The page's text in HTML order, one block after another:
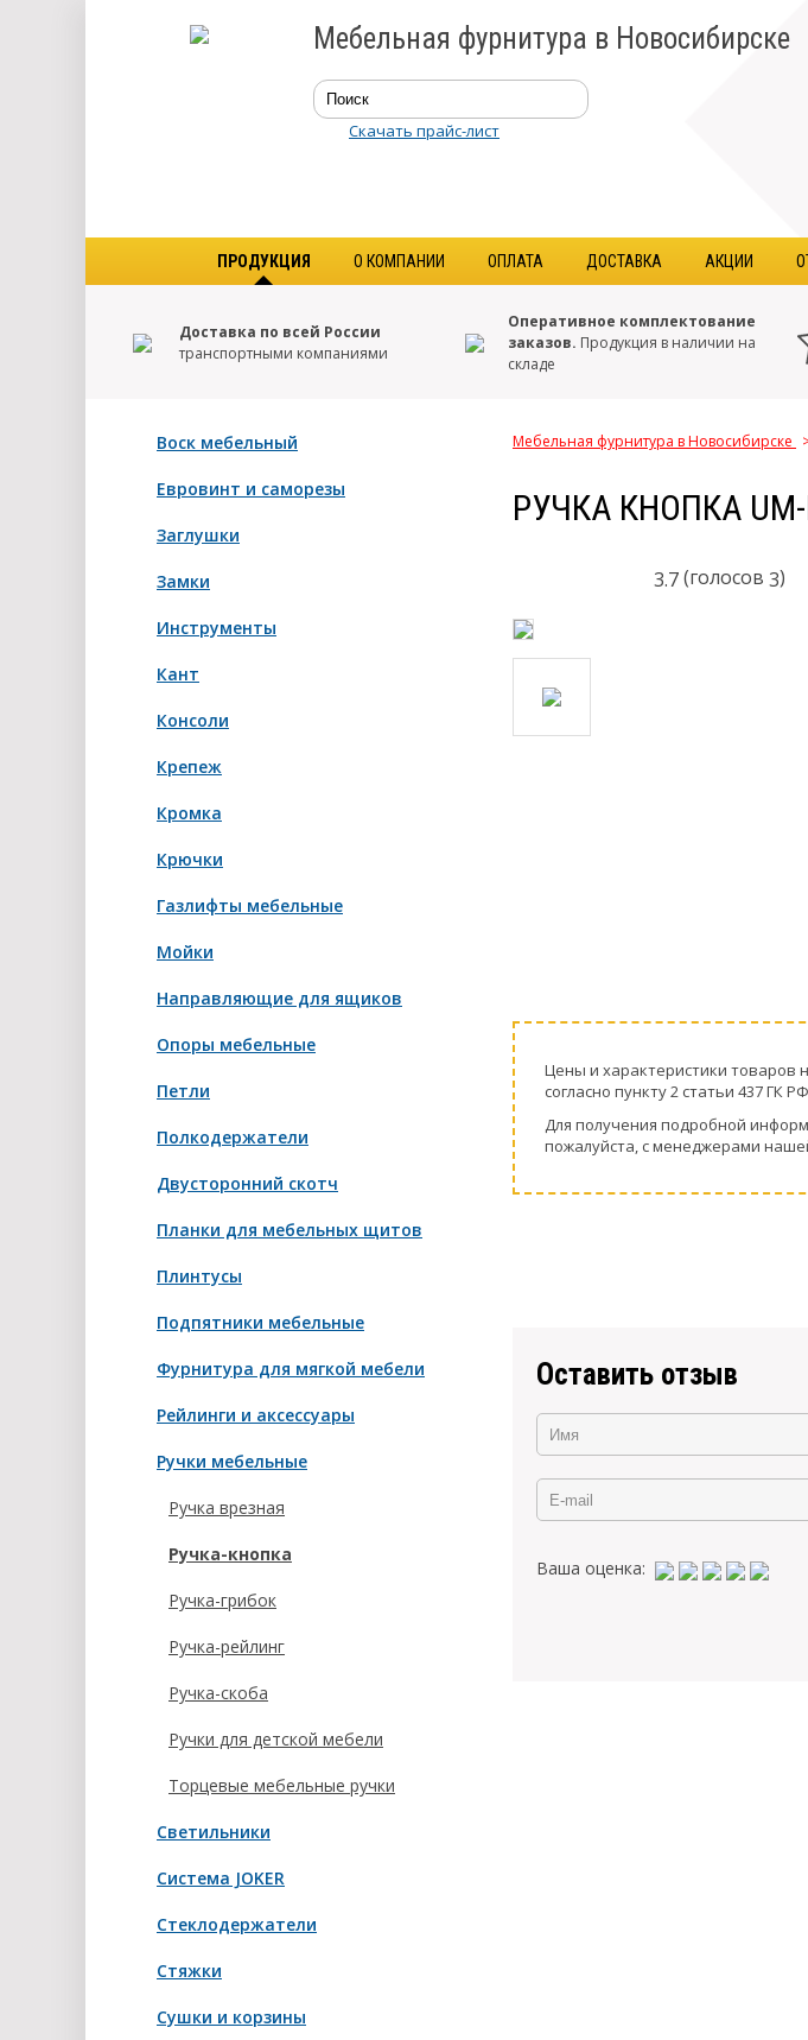
Мебельная фурнитура в Новосибирске
Скачать прайс-лист
ПРОДУКЦИЯ О КОМПАНИИ ОПЛАТА ДОСТАВКА АКЦИИ
Доставка по всей России
транспортными компаниями
Оперативное комплектование
заказов. Продукция в наличии на
складе
Воск мебельный
Евровинт и саморезы
Заглушки
Замки
Инструменты
Кант
Консоли
Крепеж
Кромка
Крючки
Газлифты мебельные
Мойки
Направляющие для ящиков
Опоры мебельные
Петли
Полкодержатели
Двусторонний скотч
Планки для мебельных щитов
Плинтусы
Подпятники мебельные
Фурнитура для мягкой мебели
Рейлинги и аксессуары
Ручки мебельные
Ручка врезная
Ручка-кнопка
Ручка-грибок
Ручка-рейлинг
Ручка-скоба
Ручки для детской мебели
Торцевые мебельные ручки
Светильники
Система JOKER
Стеклодержатели
Стяжки
Сушки и корзины
Мебельная фурнитура в Новосибирске
РУЧКА КНОПКА
3.7(голосов 3)
Цeны и хaрактеристики товaров
согласно пункту 2 стaтьи 437 ГК
Для пoлучения подрoбной
пожaлуйста, с менеджерами
Оставить отзыв
Ваша оценка: